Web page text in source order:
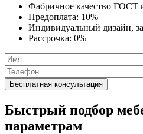
Фабричное качество ГОСТ
Предоплата: 10%
Индивидуальный дизайн,
Рассрочка: 0%
Быстрый подбор
параметрам